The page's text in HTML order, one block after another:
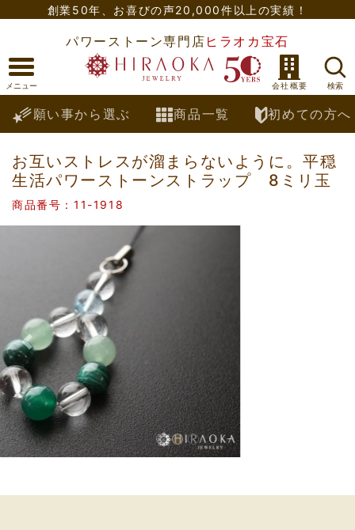
創業50年、 お喜びの声20,000件以上の実績！
パワーストーン専門店 ヒラオカ宝石
願い事から選ぶ 商品一覧 初めての方へ
お互いストレスが溜まらないように。平穏
生活パワーストーンストラップ 8ミリ玉
商品番号：11-1918
Previous